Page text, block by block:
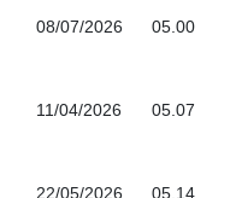
08/07/2026 05.00
11/04/2026 05.07
22/05/2026 05.14